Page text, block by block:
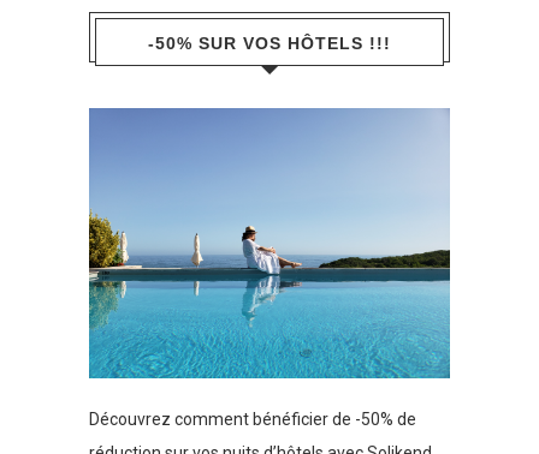
-50% SUR VOS HÔTELS !!!
Découvrez comment bénéficier de -50% de